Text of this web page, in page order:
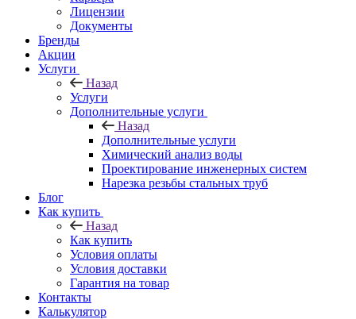
Лицензии
Документы
Бренды
Акции
Услуги
Назад
Услуги
Дополнительные услуги
Назад
Дополнительные услуги
Химический анализ воды
Проектирование инженерных систем
Нарезка резьбы стальных труб
Блог
Как купить
Назад
Как купить
Условия оплаты
Условия доставки
Гарантия на товар
Контакты
Калькулятор